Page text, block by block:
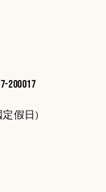
200017
定假日)